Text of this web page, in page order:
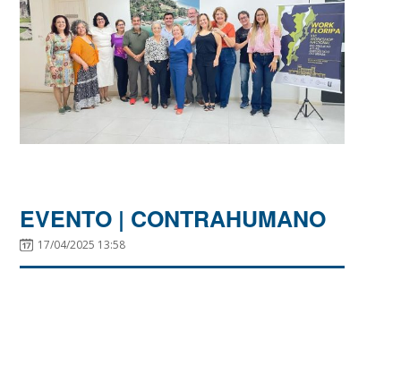
EVENTO | CONTRAHUMANO
17/04/2025 13:58